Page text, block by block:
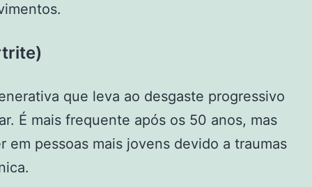
que leva ao desgaste progressivo
É mais frequente após os 50 anos, mas
em pessoas mais jovens devido a traumas